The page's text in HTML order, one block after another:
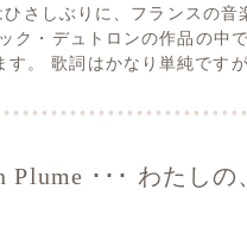
さしぶりに、フランスの
ク・デュトロンの作品の中
す。 歌詞はかなり単純です
Plume ･･･ わたしの